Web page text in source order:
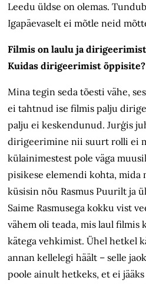
Leedu üldse on olemas.
Igapäevaselt ei mõtle neid
Filmis on laulu ja
Kuidas dirigeerimist õppisite?
Mina tegin seda tõesti vähe,
ei tahtnud ise filmis palju
palju ei keskendunud. Jurģis
dirigeerimine nii suurt rolli ei
külainimestest pole väga
pisikese elemendi kohta, mida
küsisin nõu Rasmus Puurilt ja
Saime Rasmusega kokku vist
vähem oli teada, mis laul filmis
kätega vehkimist. Ühel hetkel
annan kellelegi häält – selle
poole ainult hetkeks, et ei